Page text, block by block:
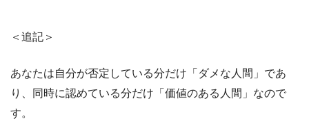
＜追記＞
あなたは自分が否定している分だけ「ダメな人間」であ
り、同時に認めている分だけ「価値のある人間」なので
す。